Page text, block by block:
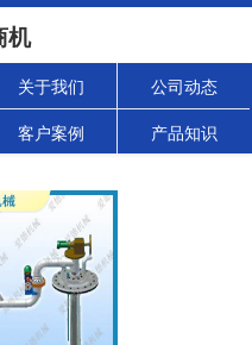
机
关于我们 公司动态
客户案例 产品知识